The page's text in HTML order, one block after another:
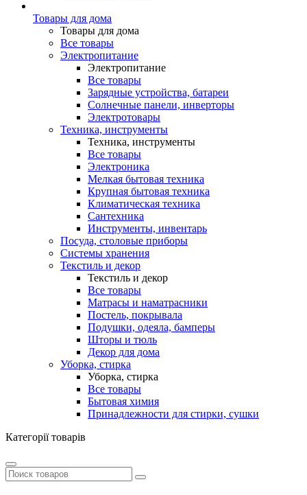
Товары для дома
Товары для дома
Все товары
Электропитание
Электропитание
Все товары
Зарядные устройства, батареи
Солнечные панели, инверторы
Электротовары
Техника, инструменты
Техника, инструменты
Все товары
Электроника
Мелкая бытовая техника
Крупная бытовая техника
Климатическая техника
Сантехника
Инструменты, инвентарь
Посуда, столовые приборы
Системы хранения
Текстиль и декор
Текстиль и декор
Все товары
Матрасы и наматрасники
Постель, покрывала
Подушки, одеяла, бамперы
Шторы и тюль
Декор для дома
Уборка, стирка
Уборка, стирка
Все товары
Бытовая химия
Принадлежности для стирки, сушки
Категорії товарів